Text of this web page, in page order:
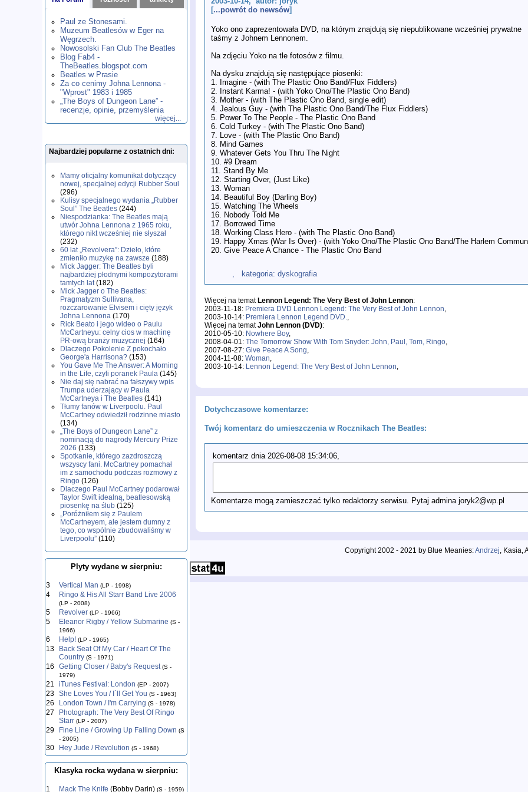
,1982,1983 ,1984,
1985, 1986,1987,1988
1990,1991 ,1992,1993 ,1994,
1995,1996, 1999
2000,2001,2002 ,2003,2004,
2005,2006, 2007
2010,2011,2012,2013,2014
2015,2016, 2017,
2020,2021,2022,2023,2024 ,
2025,2026
Paul ze Stonesami.
Muzeum Beatlesów w Eger na
Węgrzech.
Nowosolski Fan Club The Beatles
Blog Fab4 -
TheBeatles.blogspot.com
Beatles w Prasie
Za co cenimy Johna Lennona -
"Wprost" 1983 i 1985
„The Boys of Dungeon Lane” -
recenzje, opinie, przemyślenia
więcej...
Najbardziej popularne z ostatnich dni:
Mamy oficjalny komunikat dotyczący
nowej, specjalnej edycji Rubber Soul
(296)
Kulisy specjalnego wydania „Rubber
Soul” The Beatles (244)
Niespodzianka: The Beatles mają
utwór Johna Lennona z 1965 roku,
którego nikt wcześniej nie słyszał
(232)
60 lat „Revolvera”: Dzieło, które
zmieniło muzykę na zawsze (188)
Mick Jagger: The Beatles byli
najbardziej płodnymi kompozytorami
tamtych lat(182)
Mick Jagger o The Beatles:
Pragmatyzm Sullivana,
rozczarowanie Elvisem i cięty język
Johna Lennona (170)
Rick Beato i jego wideo o Paulu
McCartneyu: celny cios w machinę
PR-ową branży muzycznej (164)
Dlaczego Pokolenie Z pokochało
George'a Harrisona? (153)
You Gave Me The Answer: A Morning
in the Life, czyli poranek Paula (145)
Nie daj się nabrać na fałszywy wpis
Trumpa uderzający w Paula
McCartneya i The Beatles (141)
Tłumy fanów w Liverpoolu. Paul
McCartney odwiedził rodzinne miasto
(134)
„The Boys of Dungeon Lane” z
nominacją do nagrody Mercury Prize
2026 (133)
Spotkanie, którego zazdroszczą
wszyscy fani. McCartney pomachał
im z samochodu podczas rozmowy z
Ringo (126)
Dlaczego Paul McCartney podarował
Taylor Swift idealną, beatlesowską
piosenkę na ślub (125)
„Poróżniłem się z Paulem
McCartneyem, ale jestem dumny z
tego, co wspólnie zbudowaliśmy w
Liverpoolu” (110)
Plyty wydane w sierpniu:
3 Vertical Man (LP - 1998)
4 Ringo & His All Starr Band Live 2006
(LP - 2008)
5 Revolver (LP - 1966)
5 Eleanor Rigby / Yellow Submarine (S -
1966)
6 Help! (LP - 1965)
13
Back Seat Of My Car / Heart Of The
Country (S - 1971)
16 Getting Closer / Baby's Request (S -
1979)
21 iTunes Festival: London (EP - 2007)
23 She Loves You / I`ll Get You (S - 1963)
26 London Town / I'm Carrying (S - 1978)
27
Photograph: The Very Best Of Ringo
Starr (LP - 2007)
29 Fine Line / Growing Up Falling Down (S
- 2005)
30 Hey Jude / Revolution (S - 1968)
Klasyka rocka wydana w sierpniu:
1 Mack The Knife (Bobby Darin) (S - 1959)
[...powrót do newsów]
Yoko ono zaprezentowała DVD, na którym znajdują się niepublikowane wcześniej prywatne
taśmy z Johnem Lennonem.
Na zdjęciu Yoko na tle fotosów z filmu.
Na dysku znajdują się następujące piosenki:
1. Imagine - (with The Plastic Ono Band/Flux Fiddlers)
2. Instant Karma! - (with Yoko Ono/The Plastic Ono Band)
3. Mother - (with The Plastic Ono Band, single edit)
4. Jealous Guy - (with The Plastic Ono Band/The Flux Fiddlers)
5. Power To The People - The Plastic Ono Band
6. Cold Turkey - (with The Plastic Ono Band)
7. Love - (with The Plastic Ono Band)
8. Mind Games
9. Whatever Gets You Thru The Night
10. #9 Dream
11. Stand By Me
12. Starting Over, (Just Like)
13. Woman
14. Beautiful Boy (Darling Boy)
15. Watching The Wheels
16. Nobody Told Me
17. Borrowed Time
18. Working Class Hero - (with The Plastic Ono Band)
19. Happy Xmas (War Is Over) - (with Yoko Ono/The Plastic Ono Band/The Harlem
20. Give Peace A Chance - The Plastic Ono Band
, kategoria: dyskografia
Więcej na tematLennon Legend: The Very Best of John Lennon:
2003-11-18: Premiera DVD Lennon Legend: The Very Best of John Lennon
2003-10-14: Premiera Lennon Legend DVD.
Więcej na tematJohn Lennon (DVD):
2010-05-10: Nowhere Boy,
2008-04-01: The Tomorrow Show With Tom Snyder: John, Paul, Tom, Ringo
2007-08-27: Give Peace A Song
2004-11-08: Woman
2003-10-14: Lennon Legend: The Very Best of John Lennon
Dotychczasowe komentarze:
Twój komentarz do umieszczenia w Rocznikach The Beatles:
komentarz dnia 2026-08-08 15:34:06,
Komentarze mogą zamieszczać tylko redaktorzy serwisu. Pytaj admina joryk2@wp.pl
Copyright 2002 - 2021 by Blue Meanies:Andrzej, Kasia,